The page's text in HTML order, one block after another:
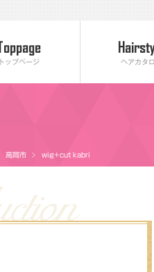
ヘアカタ
トップページ
高岡市 wig+cut kabri